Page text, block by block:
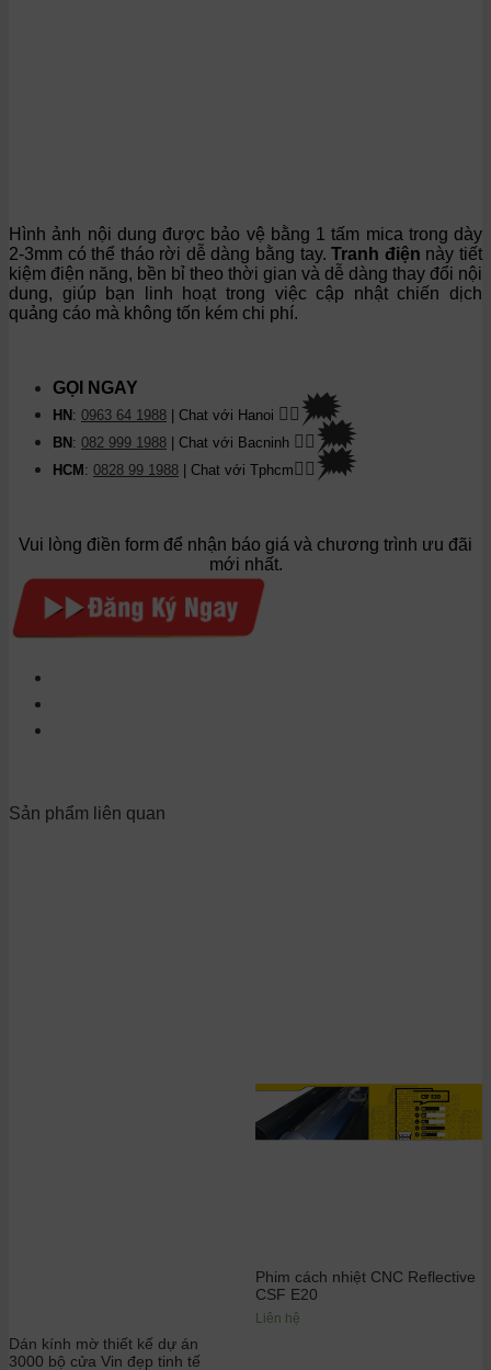
Hình ảnh nội dung được bảo vệ bằng 1 tấm mica trong dày
2-3mm có thể tháo rời dễ dàng bằng tay.Tranh điện này tiết
kiệm điện năng, bền bỉ theo thời gian và dễ dàng thay đổi nội
dung, giúp bạn linh hoạt trong việc cập nhật chiến dịch
quảng cáo mà không tốn kém chi phí.
GỌI NGAY
HN : 0963 64 1988 | Chat với Hanoi 👉🏽 🗯
BN : 082 999 1988 | Chat với Bacninh 👉🏽 🗯
HCM : 0828 99 1988 | Chat với Tphcm 👉🏽 🗯
Vui lòng điền form để nhận báo giá và chương trình ưu đãi
mới nhất.
Sản phẩm liên quan
Dán kính mờ thiết kế dự án
3000 bộ cửa Vin đẹp tinh tế
Phim cách nhiệt CNC Reflective
CSF E20
Liên hệ